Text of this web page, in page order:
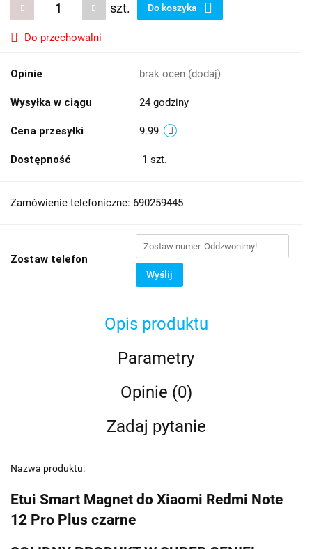
szt. Do koszyka
Do przechowalni
Opinie brak ocen (dodaj)
Wysyłka w ciągu 24 godziny
Cena przesyłki 9.99
Dostępność 1 szt.
Zamówienie telefoniczne: 690259445
Zostaw telefon
Wyślij
Opis produktu
Parametry
Opinie (0)
Zadaj pytanie
Nazwa produktu:
Etui Smart Magnet do Xiaomi Redmi Note
12 Pro Plus czarne